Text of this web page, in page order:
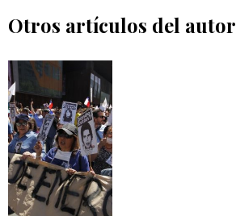
Otros artículos del autor